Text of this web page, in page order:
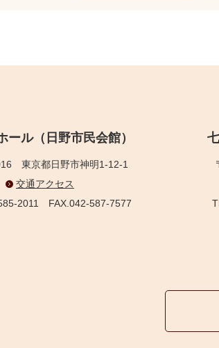
ール（日野市民会館）
東京都日野市神明1-12-1
交通アクセス
2011 FAX.042-587-7577